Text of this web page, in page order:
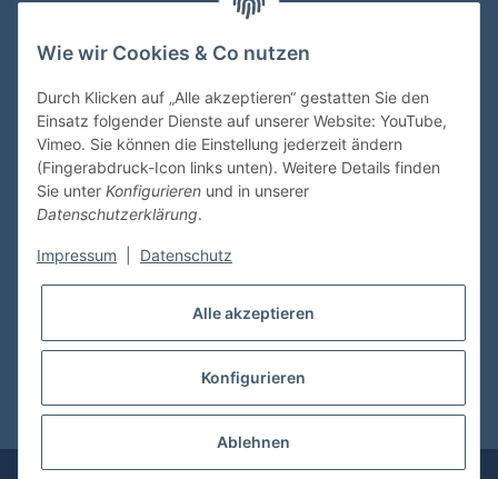
VDMedien24.de
Kasernenstraße 6-10
66482 Zweibrücken
Tel. 06332 72710
eMail: heinz.nickel@vdmedien.de
Shop Service
* Alle Preise inkl. gesetzlicher USt., zzgl.Versand
Wie wir Cookies & Co nutzen
Durch Klicken auf „Alle akzeptieren“ gestatten Sie den
Einsatz folgender Dienste auf unserer Website: YouTube,
Vimeo. Sie können die Einstellung jederzeit ändern
(Fingerabdruck-Icon links unten). Weitere Details finden
Sie unter Konfigurieren und in unserer
Datenschutzerklärung.
Impressum Datenschutz
Alle akzeptieren
Konfigurieren
Ablehnen